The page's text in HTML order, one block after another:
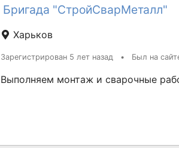
Бригада "СтройСварМеталл"
Харьков
Зарегистрирован 5 лет назад • Был на
Выполняем монтаж и сварочные